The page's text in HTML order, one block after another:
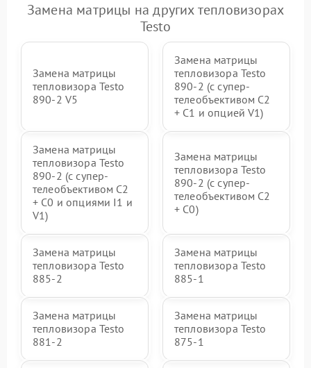
Замена матрицы на других тепловизорах
Testo
Замена матрицы
тепловизора Testo
890-2 V5
Замена матрицы
тепловизора Testo
890-2 (c супер-
телеобъективом C2
+ C1 и опцией V1)
Замена матрицы
тепловизора Testo
890-2 (c супер-
телеобъективом C2
+ C0 и опциями I1 и
V1)
Замена матрицы
тепловизора Testo
890-2 (c супер-
телеобъективом C2
+ C0)
Замена матрицы
тепловизора Testo
885-2
Замена матрицы
тепловизора Testo
885-1
Замена матрицы
тепловизора Testo
881-2
Замена матрицы
тепловизора Testo
875-1